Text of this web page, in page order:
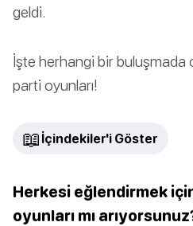
geldi.
İşte herhangi bir buluşmada
parti oyunları!
📖 İçindekiler'i Göster
Herkesi eğlendirmek
oyunları mı